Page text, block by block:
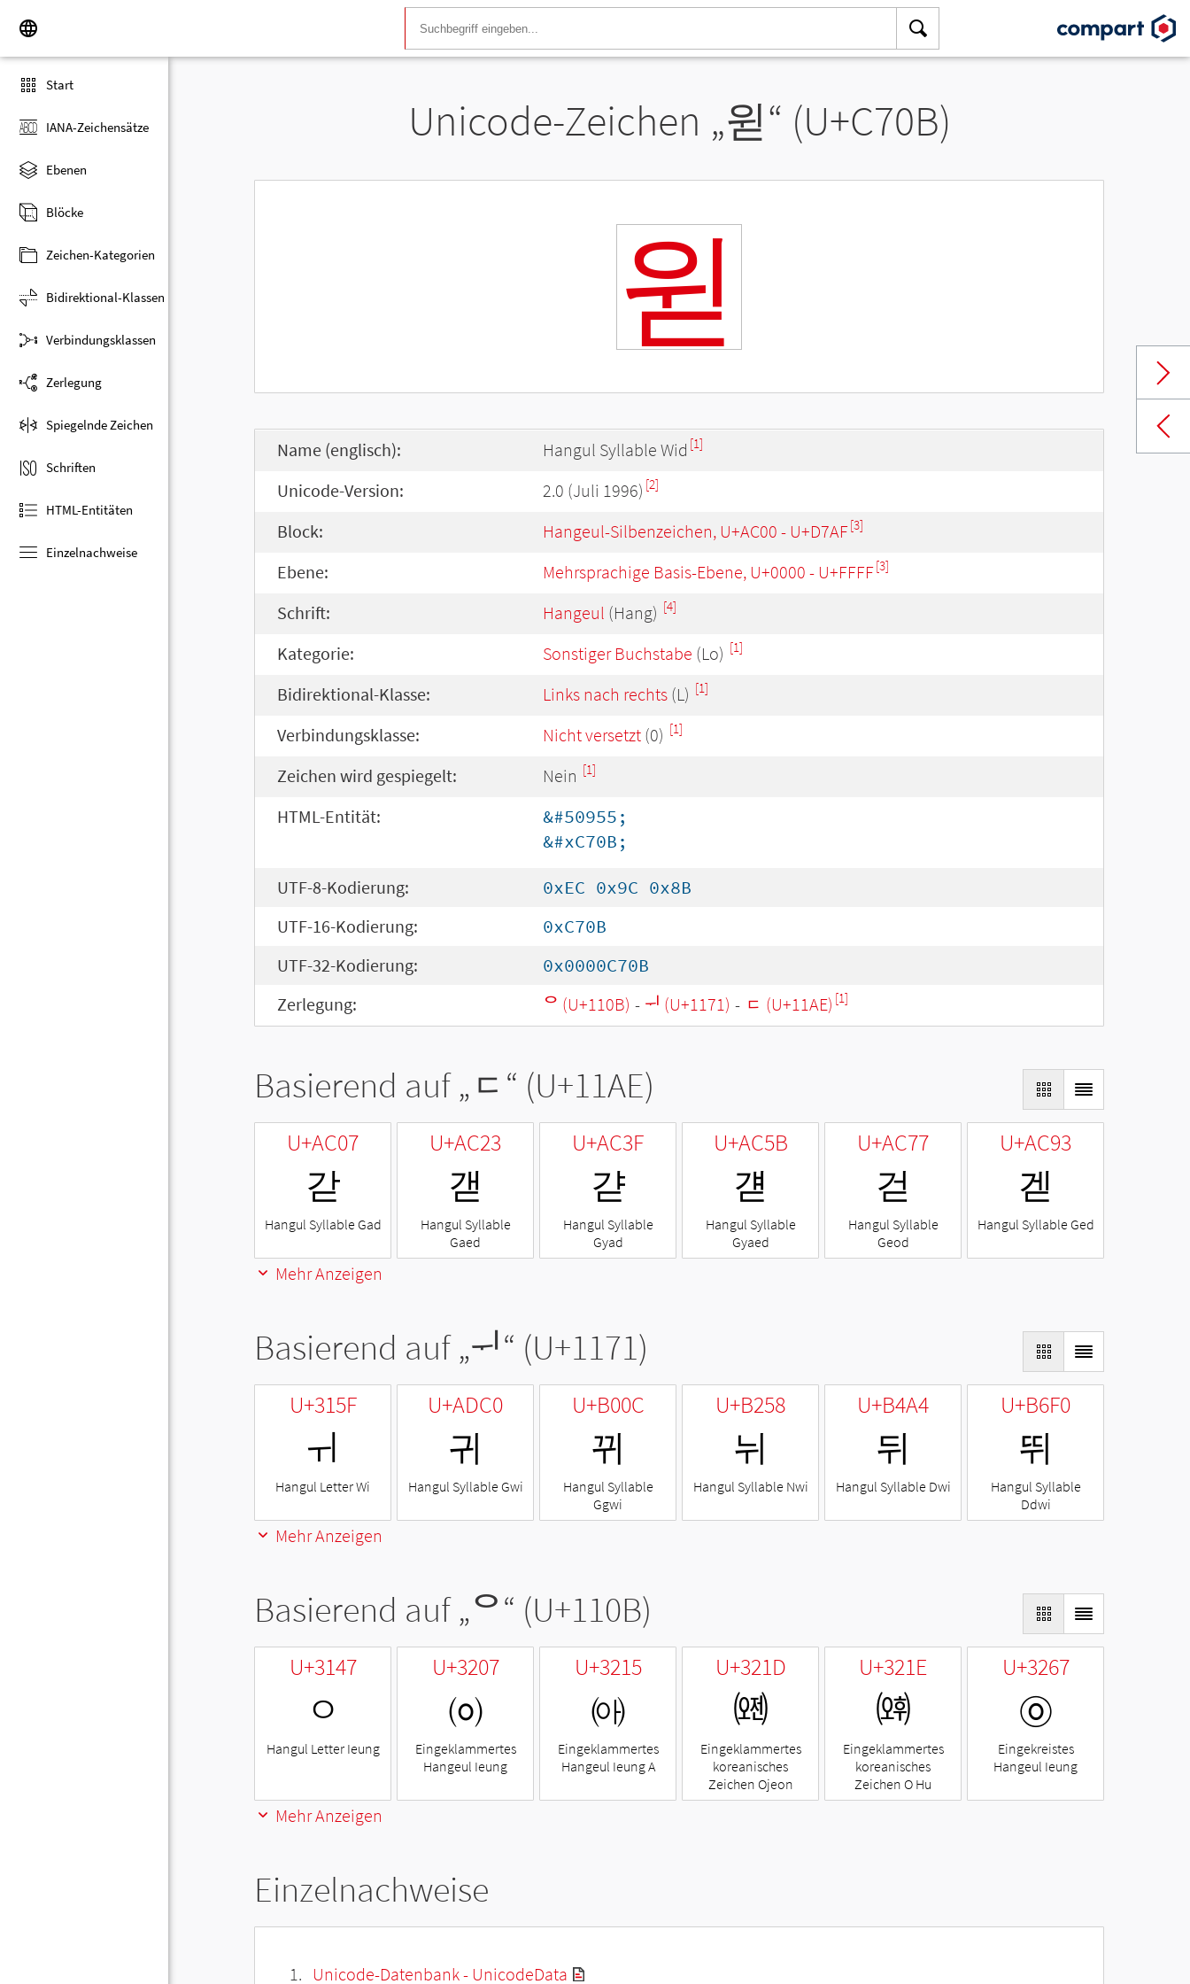
Start
IANA-Zeichensätze
Ebenen
Blöcke
Zeichen-Kategorien
Bidirektional-Klassen
Verbindungsklassen
Zerlegung
Spiegelnde Zeichen
Schriften
HTML-Entitäten
Einzelnachweise
Unicode-Zeichen „윋“ (U+C70B)
윋
Name (englisch): Hangul Syllable Wid [1]
Unicode-Version: 2.0 (Juli 1996) [2]
Block: Hangeul-Silbenzeichen, U+AC00 - U+D7AF[3]
Ebene: Mehrsprachige Basis-Ebene, U+0000 - U+FFFF[3]
Schrift: Hangeul (Hang) [4]
Kategorie: Sonstiger Buchstabe (Lo) [1]
Bidirektional-Klasse: Links nach rechts (L) [1]
Verbindungsklasse: Nicht versetzt (0) [1]
Zeichen wird gespiegelt: Nein [1]
HTML-Entität:
&#50955;
&#xC70B;
UTF-8-Kodierung:
0xEC 0x9C 0x8B
UTF-16-Kodierung:
0xC70B
UTF-32-Kodierung:
0x0000C70B
Zerlegung:
ᄋ (U+110B) - ᅱ (U+1171) - ᆮ (U+11AE) [1]
Basierend auf „ ᆮ “ (U+11AE)
U+AC07
갇
Hangul Syllable Gad
U+AC23
갣
Hangul Syllable
Gaed
U+AC3F
갿
Hangul Syllable
Gyad
U+AC5B
걛
Hangul Syllable
Gyaed
U+AC77
걷
Hangul Syllable
Geod
U+AC93
겓
Hangul Syllable Ged
Mehr Anzeigen
Basierend auf „ᅱ“ (U+1171)
U+315F
ㅟ
Hangul Letter Wi
U+ADC0
귀
Hangul Syllable Gwi
U+B00C
뀌
Hangul Syllable
Ggwi
U+B258
뉘
Hangul Syllable Nwi
U+B4A4
뒤
Hangul Syllable Dwi
U+B6F0
뛰
Hangul Syllable
Ddwi
Mehr Anzeigen
Basierend auf „ᄋ“ (U+110B)
U+3147
ㅇ
Hangul Letter Ieung
U+3207
㈇
Eingeklammertes
Hangeul Ieung
U+3215
㈕
Eingeklammertes
Hangeul Ieung A
U+321D
㈝
Eingeklammertes
koreanisches
Zeichen Ojeon
U+321E
㈞
Eingeklammertes
koreanisches
Zeichen O Hu
U+3267
㉧
Eingekreistes
Hangeul Ieung
Mehr Anzeigen
Einzelnachweise
Unicode-Datenbank - UnicodeData